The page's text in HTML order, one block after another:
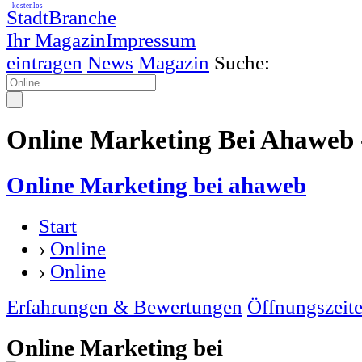
StadtBranche
Ihr MagazinImpressum
kostenlos
eintragen News Magazin Suche:
Online Marketing Bei Ahaweb
Online Marketing bei ahaweb
Start
› Online
› Online
Erfahrungen & Bewertungen
Online Marketing bei